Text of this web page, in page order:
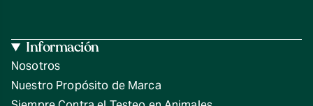
Información
Nosotros
Nuestro Propósito de Marca